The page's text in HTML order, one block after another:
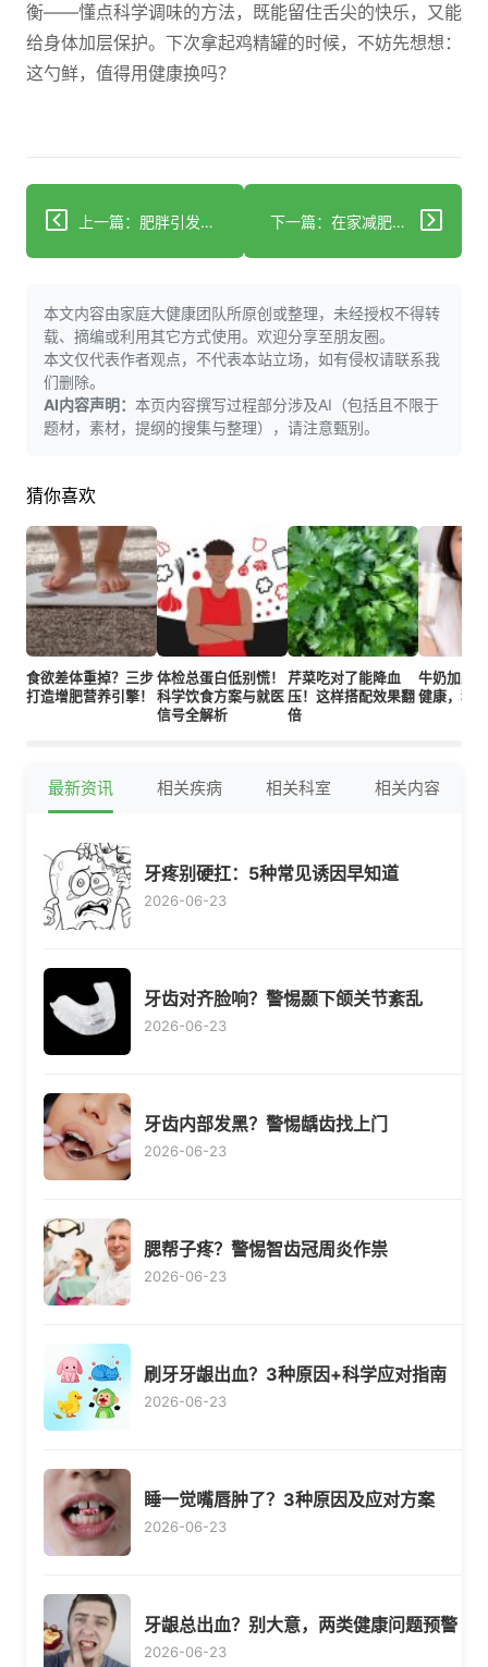
衡——懂点科学调味的方法，既能留住舌尖的快乐，又能
给身体加层保护。下次拿起鸡精罐的时候，不妨先想想：
这勺鲜，值得用健康换吗？
上一篇：肥胖引发多系统隐性损伤！科学减重三步法阻断健康危机 下一篇：在家减肥不反弹：饮食运动科学搭配的实用方案
本文内容由家庭大健康团队所原创或整理，未经授权不得转
载、摘编或利用其它方式使用。欢迎分享至朋友圈。
本文仅代表作者观点，不代表本站立场，如有侵权请联系我
们删除。
AI内容声明： 本页内容撰写过程部分涉及AI（包括且不限于
题材，素材，提纲的搜集与整理），请注意甄别。
猜你喜欢
食欲差体重掉？三步
打造增肥营养引擎！
体检总蛋白低别慌！
科学饮食方案与就医
信号全解析
芹菜吃对了能降血
压！这样搭配效果翻
倍
牛奶加蜂
健康，科
最新资讯 相关疾病 相关科室 相关内容
牙疼别硬扛：5种常见诱因早知道
2026-06-23
牙齿对齐脸响？警惕颞下颌关节紊乱
2026-06-23
牙齿内部发黑？警惕龋齿找上门
2026-06-23
腮帮子疼？警惕智齿冠周炎作祟
2026-06-23
刷牙牙龈出血？3种原因+科学应对指南
2026-06-23
睡一觉嘴唇肿了？3种原因及应对方案
2026-06-23
牙龈总出血？别大意，两类健康问题预警
2026-06-23